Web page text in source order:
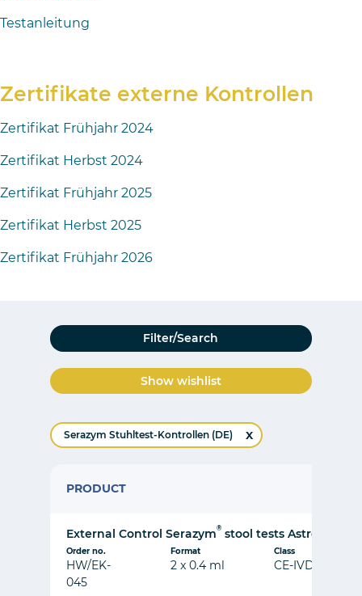
Testanleitung
Zertifikate externe Kontrollen
Zertifikat Frühjahr 2024
Zertifikat Herbst 2024
Zertifikat Frühjahr 2025
Zertifikat Herbst 2025
Zertifikat Frühjahr 2026
Filter/Search
Show wishlist
Serazym Stuhltest-Kontrollen (DE)
PRODUCT
External Control Serazym® stool tests Astrovirus
Order no.
HW/EK-
045
Format
2 x 0.4 ml
Class
CE-IVD